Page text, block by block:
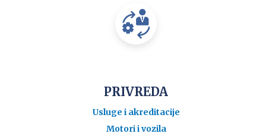
PRIVREDA
Usluge i akreditacije
Motori i vozila